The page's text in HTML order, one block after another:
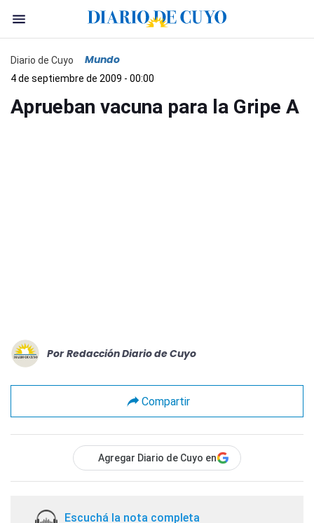
Diario de Cuyo Mundo
4 de septiembre de 2009 - 00:00
Aprueban vacuna para la Gripe A
Por Redacción Diario de Cuyo
Compartir
Agregar Diario de Cuyo en
Escuchá la nota completa